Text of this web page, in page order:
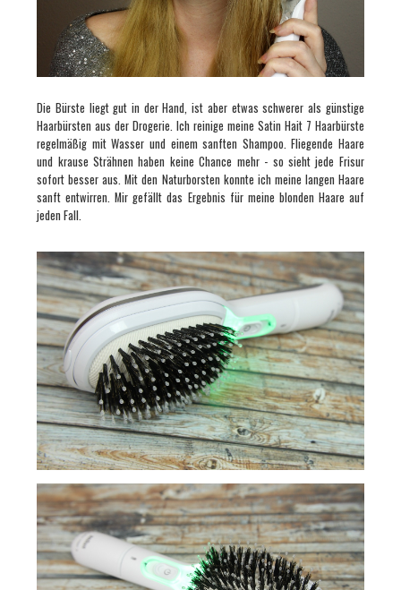
Die Bürste liegt gut in der Hand, ist aber etwas schwerer als günstige
Haarbürsten aus der Drogerie. Ich reinige meine Satin Hait 7 Haarbürste
regelmäßig mit Wasser und einem sanften Shampoo. Fliegende Haare
und krause Strähnen haben keine Chance mehr - so sieht jede Frisur
sofort besser aus. Mit den Naturborsten konnte ich meine langen Haare
sanft entwirren. Mir gefällt das Ergebnis für meine blonden Haare auf
jeden Fall.